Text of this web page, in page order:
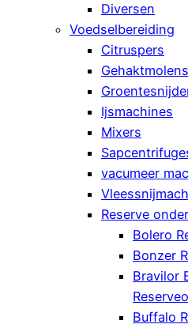
Diversen
Voedselbereiding
Citruspers
Gehaktmolens
Ijsmachines
Mixers
vacumeer
Reserve
Bolero
Bonzer
Bravilor
Buffalo